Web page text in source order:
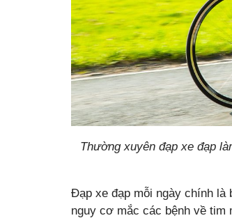
Thường xuyên đạp xe đạp
Đạp xe đạp mỗi ngày chính là
nguy cơ mắc các bệnh về tim